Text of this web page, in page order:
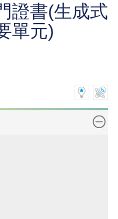
證書(生成式
單元)